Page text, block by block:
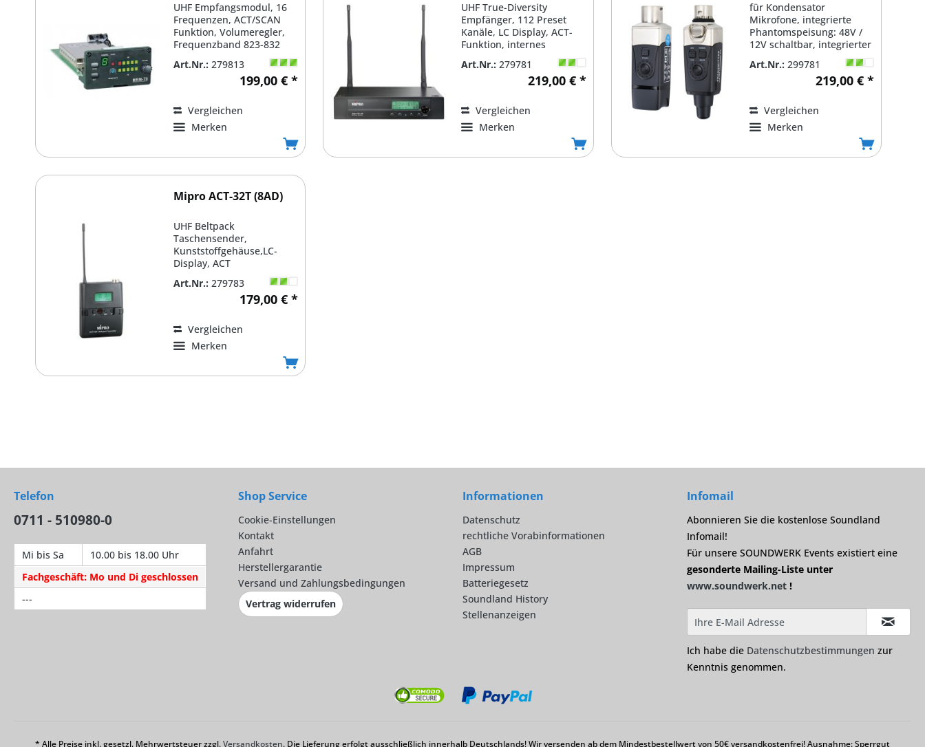
UHF Empfangsmodul, 16
Frequenzen, ACT/SCAN
Funktion, Volumeregler,
Frequenzband 823-832
MA505/705/708/808/909
Art.Nr.: 279813
199,00 € *
Vergleichen
Merken
UHF True-Diversity
Empfänger, 112 Preset
Kanäle, LC Display, ACT-
Funktion, internes
Netzteil,bis zu 8 Systeme...
Art.Nr.: 279781
219,00 € *
Vergleichen
Merken
für Kondensator
Mikrofone, integrierte
Phantomspeisung: 48V /
12V schaltbar, integrierter
Art.Nr.: 299781
219,00 € *
Vergleichen
Merken
Mipro ACT-32T (8AD)
UHF Beltpack
Taschensender,
Kunststoffgehäuse,LC-
Display, ACT
Funktion,Mic/Gitarre Pegel
,Reichweite bis 100m,...
Art.Nr.: 279783
179,00 € *
Vergleichen
Merken
Telefon
0711 - 510980-0
Mi bis Sa
10.00 bis 18.00 Uhr
Fachgeschäft: Mo und Di geschlossen
---
Shop Service
Cookie-Einstellungen
Kontakt
Anfahrt
Herstellergarantie
Versand und Zahlungsbedingungen
Vertrag widerrufen
Informationen
Datenschutz
rechtliche Vorabinformationen
AGB
Impressum
Batteriegesetz
Soundland History
Stellenanzeigen
Infomail
Abonnieren Sie die kostenlose Soundland
Infomail!
Für unsere SOUNDWERK Events existiert eine
gesonderte Mailing-Liste unter
www.soundwerk.net !
Ich habe die Datenschutzbestimmungen zur
Kenntnis genommen.
* Alle Preise inkl. gesetzl. Mehrwertsteuer zzgl.Versandkosten. Die Lieferung erfolgt ausschließlich innerhalb Deutschlands! Wir versenden ab dem Mindestbestellwert von 50€ versandkostenfrei! Ausnahme: Sperrgut